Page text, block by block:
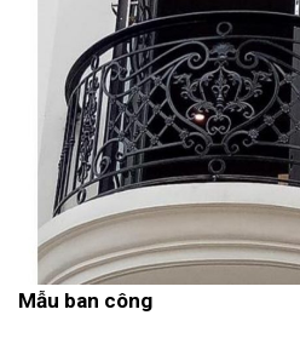
Mẫu ban công